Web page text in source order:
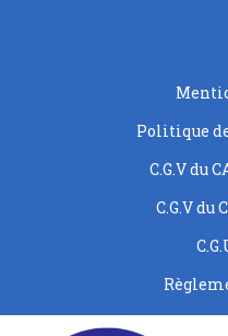
Politique
C.G.V du
C.G.V du